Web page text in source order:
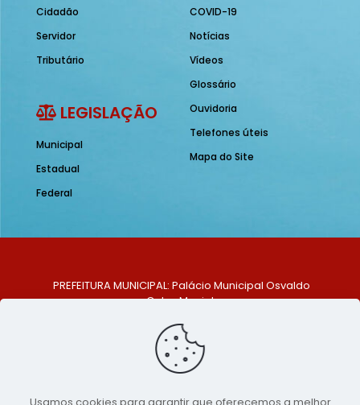
Cidadão
Servidor
Tributário
LEGISLAÇÃO
Municipal
Estadual
Federal
COVID-19
Notícias
Vídeos
Glossário
Ouvidoria
Telefones úteis
Mapa do Site
PREFEITURA MUNICIPAL: Palácio Municipal Osvaldo
Celso Maciel
Centro, São Bento do Una - PE. CEP: 553370-128
TELEFONE: (81) 99548-1569
E-MAIL: ouvidoria@saobentodouna.pe.gov.br